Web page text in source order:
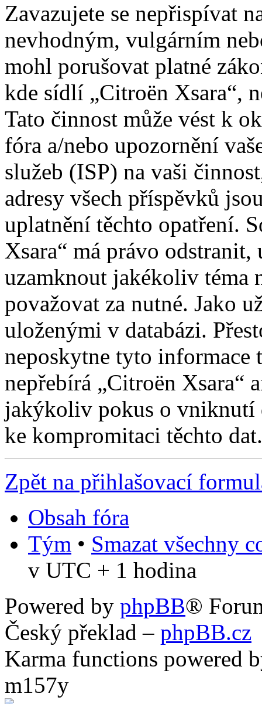
Zavazujete se nepřispívat
nevhodným, vulgárním
mohl porušovat platné
kde sídlí „Citroën Xsara“,
Tato činnost může vést k
fóra a/nebo upozornění
služeb (ISP) na vaši
adresy všech příspěvků
uplatnění těchto opatření.
Xsara“ má právo
uzamknout jakékoliv téma
považovat za nutné. Jako
uloženými v databázi.
neposkytne tyto informace
nepřebírá „Citroën Xsara“
jakýkoliv pokus o vniknutí
ke kompromitaci těchto dat.
Zpět na přihlašovací
Obsah fóra
Tým • Smazat všechny
v UTC + 1 hodina
Powered by phpBB®
Český překlad – phpBB.cz
Karma functions powered
m157y